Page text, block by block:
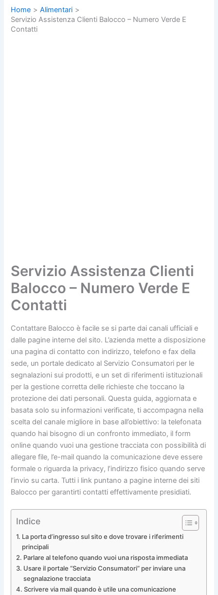
Home
Alimentari
Servizio Assistenza Clienti Balocco – Numero Verde E
Contatti
Servizio Assistenza Clienti
Balocco – Numero Verde E
Contatti
Contattare Balocco è facile se si parte dai canali ufficiali e
dalle pagine interne del sito. L’azienda mette a disposizione
una pagina di contatto con indirizzo, telefono e fax della
sede, un portale dedicato al Servizio Consumatori per le
segnalazioni sui prodotti, e un set di riferimenti istituzionali
per la gestione corretta delle richieste che toccano la
protezione dei dati personali. Questa guida, aggiornata e
basata solo su informazioni verificate, ti accompagna nella
scelta del canale migliore in base all’obiettivo: la telefonata
quando hai bisogno di un confronto immediato, il form
online quando vuoi una gestione tracciata con possibilità di
allegare file, l’e-mail quando la comunicazione deve essere
formale o riguarda la privacy, l’indirizzo fisico quando serve
l’invio su carta. Tutti i link puntano a pagine interne dei siti
Balocco per garantirti contatti effettivamente presidiati.
Indice
La porta d’ingresso sul sito e dove trovare i riferimenti
principali
Parlare al telefono quando vuoi una risposta immediata
Usare il portale “Servizio Consumatori” per inviare una
segnalazione tracciata
Scrivere via mail quando è utile una comunicazione